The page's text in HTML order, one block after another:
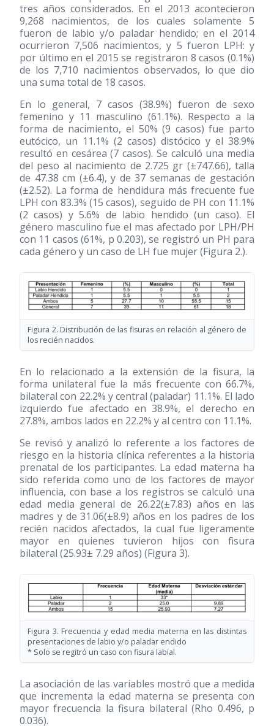
tres años considerados. En el 2013 acontecieron
9,268 nacimientos, de los cuales solamente 5
fueron de labio y/o paladar hendido; en el 2014
ocurrieron 7,506 nacimientos, y 5 fueron LPH: y
por último en el 2015 se registraron 8 casos (0.1%)
de los 7,710 nacimientos observados, lo que dio
una suma total de 18 casos.
En lo general, 7 casos (38.9%) fueron de sexo
femenino y 11 masculino (61.1%). Respecto a la
forma de nacimiento, el 50% (9 casos) fue parto
eutócico, un 11.1% (2 casos) distócico y el 38.9%
resultó en cesárea (7 casos). Se calculó una media
del peso al nacimiento de 2.725 gr (±747.66), talla
de 47.38 cm (±6.4), y de 37 semanas de gestación
(±2.52). La forma de hendidura más frecuente fue
LPH con 83.3% (15 casos), seguido de PH con 11.1%
(2 casos) y 5.6% de labio hendido (un caso). El
género masculino fue el mas afectado por LPH/PH
con 11 casos (61%, p 0.203), se registró un PH para
cada género y un caso de LH fue mujer (Figura 2.).
Figura 2. Distribución de las fisuras en relación al género de
los recién nacidos.
En lo relacionado a la extensión de la fisura, la
forma unilateral fue la más frecuente con 66.7%,
bilateral con 22.2% y central (paladar) 11.1%. El lado
izquierdo fue afectado en 38.9%, el derecho en
27.8%, ambos lados en 22.2% y al centro con 11.1%.
Se revisó y analizó lo referente a los factores de
riesgo en la historia clínica referentes a la historia
prenatal de los participantes. La edad materna ha
sido referida como uno de los factores de mayor
influencia, con base a los registros se calculó una
edad media general de 26.22(±7.83) años en las
madres y de 31.06(±8.9) años en los padres de los
recién nacidos afectados, la cual fue ligeramente
mayor en quienes tuvieron hijos con fisura
bilateral (25.93± 7.29 años) (Figura 3).
Figura 3. Frecuencia y edad media materna en las distintas
presentaciones de labio y/o paladar endido
* Solo se regitró un caso con fisura labial.
La asociación de las variables mostró que a medida
que incrementa la edad materna se presenta con
mayor frecuencia la fisura bilateral (Rho 0.496, p
0.036).